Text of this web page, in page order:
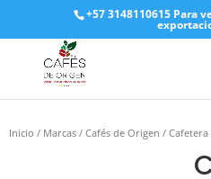
+57 3148110615 Para
Inicio / Marcas / Cafés de Origen /